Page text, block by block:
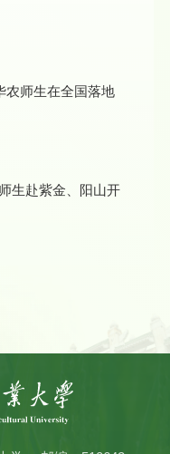
农师生在全国落地
生赴紫金、阳山开